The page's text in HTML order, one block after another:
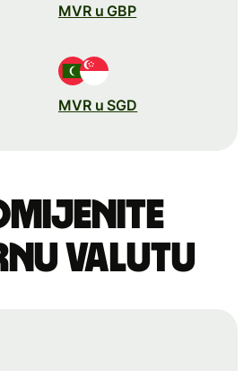
MVR u GBP
MVR u SGD
valutu